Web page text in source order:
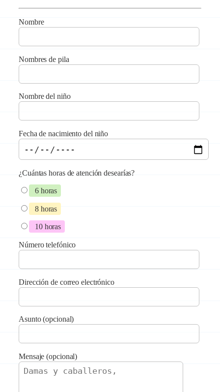
Nombre
Nombres de pila
Nombre del niño
Fecha de nacimiento del niño
¿Cuántas horas de atención desearías?
6 horas
8 horas
10 horas
Número telefónico
Dirección de correo electrónico
Asunto (opcional)
Mensaje (opcional)